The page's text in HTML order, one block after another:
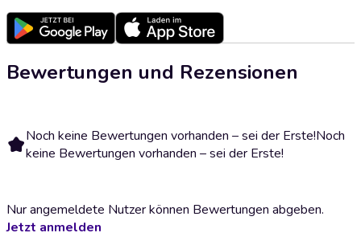
Bewertungen und Rezensionen
Noch keine Bewertungen vorhanden – sei der Erste!Noch
keine Bewertungen vorhanden – sei der Erste!
Nur angemeldete Nutzer können Bewertungen abgeben.
Jetzt anmelden